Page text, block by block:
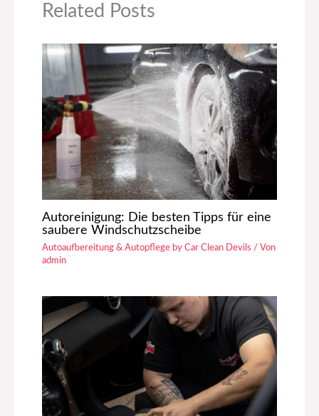
Related Posts
Autoreinigung: Die besten Tipps für eine
saubere Windschutzscheibe
Autoaufbereitung & Autopflege by Car Clean Devils / Von
admin